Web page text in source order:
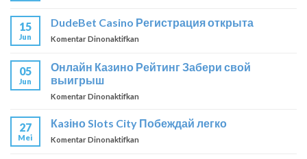
BetMatch.com
победа
15
Jun
DudeBet Casino Регистрация открыта
Komentar Dinonaktifkan
Casino
Регистрация
05
Jun
Онлайн Казино Рейтинг Забери свой
выигрыш
Komentar Dinonaktifkan
Казино
27
Mei
Кaзіно Slots City Побеждай легко
Komentar Dinonaktifkan